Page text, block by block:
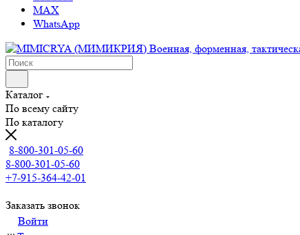
MAX
WhatsApp
Каталог
По всему сайту
По каталогу
8-800-301-05-60
8-800-301-05-60
+7-915-364-42-01
Заказать звонок
Войти